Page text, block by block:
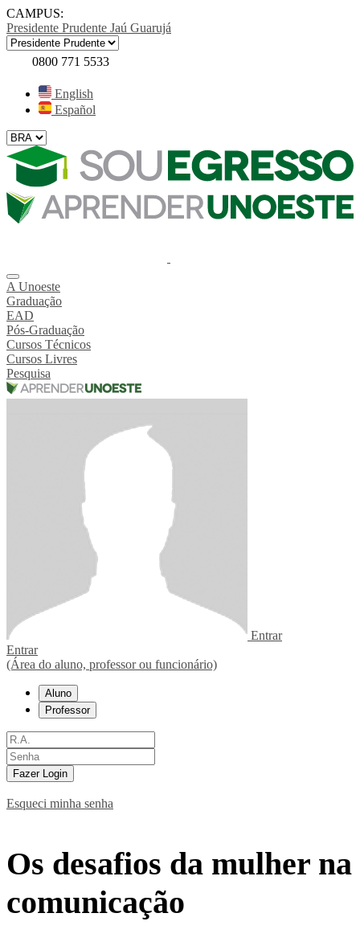
CAMPUS:
Presidente Prudente Jaú Guarujá
0800 771 5533
English
Español
A Unoeste
Graduação
EAD
Pós-Graduação
Cursos Técnicos
Cursos Livres
Pesquisa
Entrar
Entrar
(Área do aluno, professor ou funcionário)
Aluno
Professor
Fazer Login
Esqueci minha senha
Os desafios da mulher na
comunicação